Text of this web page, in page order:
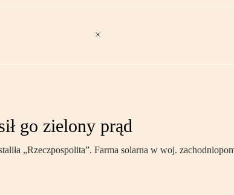
go zielony prąd
„Rzeczpospolita”. Farma solarna w woj.